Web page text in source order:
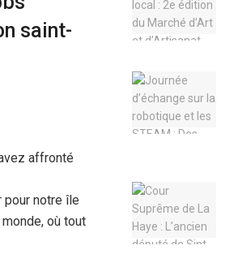
saint-
affronté
notre île
où tout